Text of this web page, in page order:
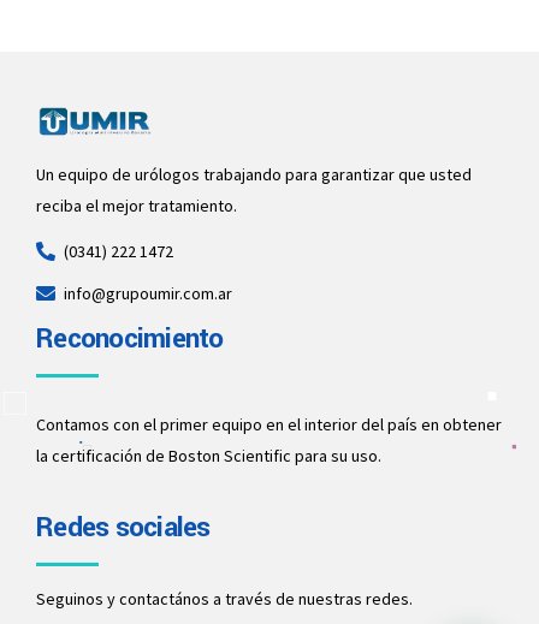
Un equipo de urólogos trabajando para garantizar que usted
reciba el mejor tratamiento.
(0341) 222 1472
info@grupoumir.com.ar
Reconocimiento
Contamos con el primer equipo en el interior del país en obtener
la certificación de Boston Scientific para su uso.
Redes sociales
Seguinos y contactános a través de nuestras redes.